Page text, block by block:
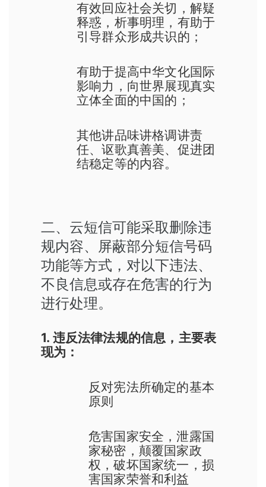
有效回应社会关切，解疑
释惑，析事明理，有助于
引导群众形成共识的；
有助于提高中华文化国际
影响力，向世界展现真实
立体全面的中国的；
其他讲品味讲格调讲责
任、讴歌真善美、促进团
结稳定等的内容。
二、云短信可能采取删除违
规内容、屏蔽部分短信号码
功能等方式，对以下违法、
不良信息或存在危害的行为
进行处理。
1. 违反法律法规的信息，主要表
现为：
反对宪法所确定的基本
原则
危害国家安全，泄露国
家秘密，颠覆国家政
权，破坏国家统一，损
害国家荣誉和利益